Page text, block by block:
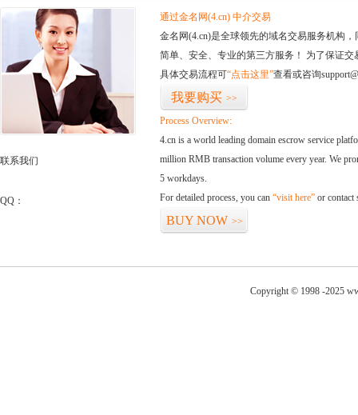
联系我们
QQ：
通过金名网(4.cn) 中介交易
金名网(4.cn)是全球领先的域名交易服务机构
简单、安全、专业的第三方服务！ 为了保证
具体交易流程可“点击这里”查看或咨询
我要购买 >>
Process Overview:
4.cn is a world leading domain escrow service
million RMB transaction volume every year. We
5 workdays.
For detailed process, you can “visit here” or contact
BUY NOW >>
Copyright © 1998 -2025